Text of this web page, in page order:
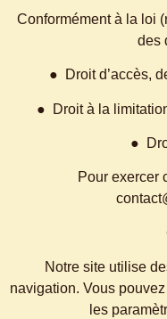
Conformément à la loi
des
● Droit d’accès,
● Droit à la
●
Pour exercer
Notre site utilise
navigation. Vous
les